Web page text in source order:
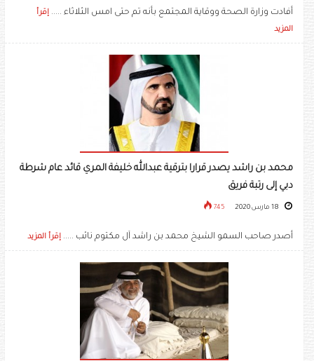
أفادت وزارة الصحة ووقاية المجتمع بأنه تم حتى امس الثلاثاء ..... إقرأ
المزيد
محمد بن راشد يصدر قرارا بترقية عبدالله خليفة المري قائد عام شرطة
دبي إلى رتبة فريق
745
أصدر صاحب السمو الشيخ محمد بن راشد آل مكتوم نائب ..... إقرأ المزيد